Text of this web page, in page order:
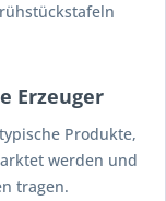
Erzeuger
Produkte,
werden und
tragen.